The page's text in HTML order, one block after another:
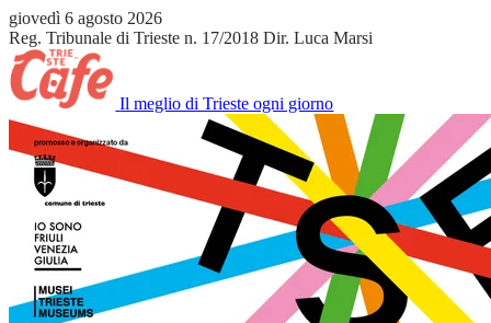
giovedì 6 agosto 2026
Reg. Tribunale di Trieste n. 17/2018 Dir. Luca Marsi
Il meglio di Trieste ogni giorno